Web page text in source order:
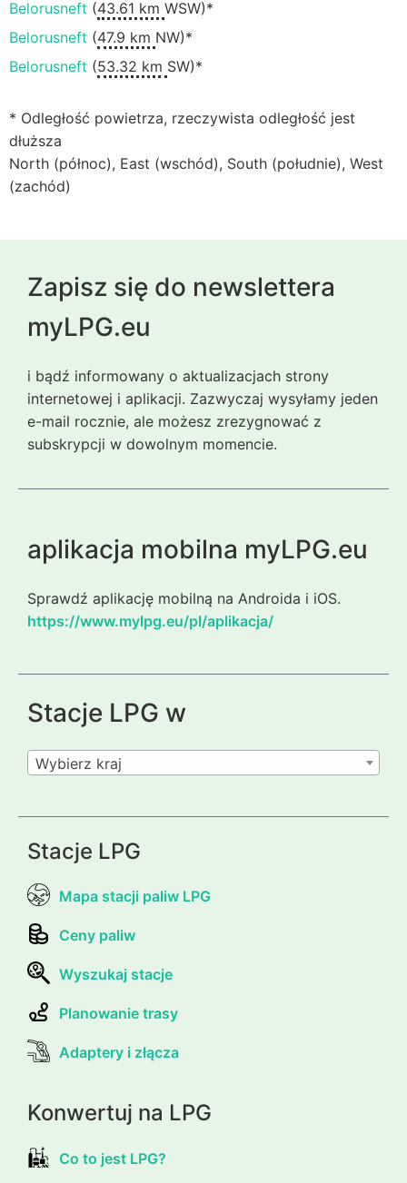
Belorusneft (43.61 km WSW)*
Belorusneft (47.9 km NW)*
Belorusneft (53.32 km SW)*
* Odległość powietrza, rzeczywista odległość jest
dłuższa
North (północ), East (wschód), South (południe), West
(zachód)
Zapisz się do newslettera
myLPG.eu
i bądź informowany o aktualizacjach strony
internetowej i aplikacji. Zazwyczaj wysyłamy jeden
e-mail rocznie, ale możesz zrezygnować z
subskrypcji w dowolnym momencie.
aplikacja mobilna myLPG.eu
Sprawdź aplikację mobilną na Androida i iOS.
https://www.mylpg.eu/pl/aplikacja/
Stacje LPG w
Wybierz kraj
Stacje LPG
Mapa stacji paliw LPG
Ceny paliw
Wyszukaj stacje
Planowanie trasy
Adaptery i złącza
Konwertuj na LPG
Co to jest LPG?